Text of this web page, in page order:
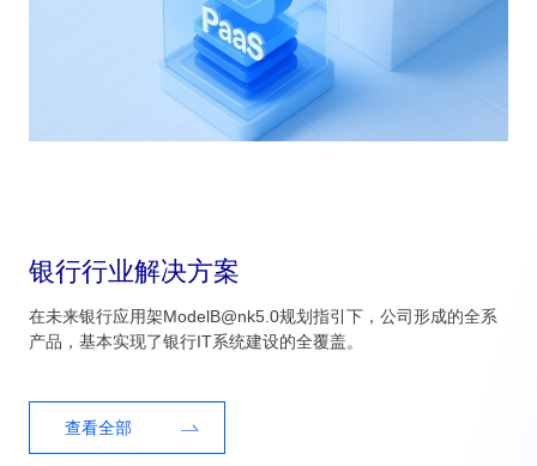
银行行业解决方案
在未来银行应用架ModelB@nk5.0规划指引下，公司形成的全系
产品，基本实现了银行IT系统建设的全覆盖。
查看全部